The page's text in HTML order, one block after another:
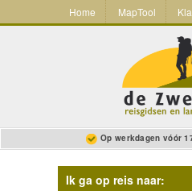
Home MapTool
Op werkdagen vóór
Ik ga op reis naar: